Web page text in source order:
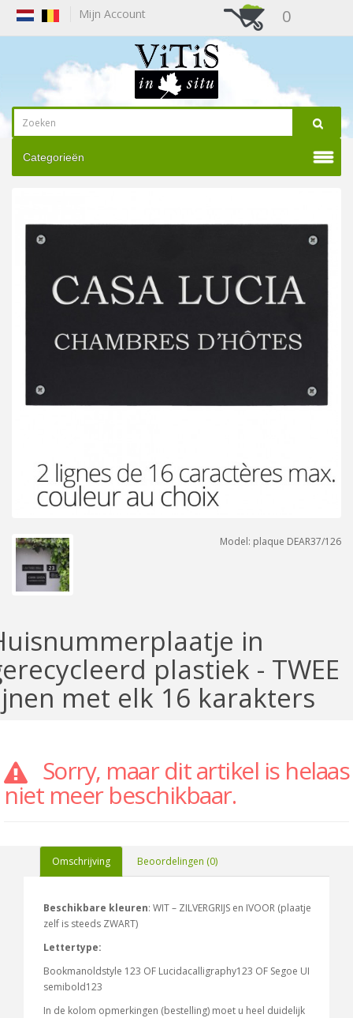
Mijn Account 0
Categorieën
Model: plaque DEAR37/126
in
plastiek - TWEE
met elk 16 karakters
Sorry, maar dit artikel is helaas
niet meer beschikbaar.
Omschrijving Beoordelingen (0)
Beschikbare kleuren: WIT – ZILVERGRIJS en IVOOR (plaatje
zelf is steeds ZWART)
Lettertype:
Bookmanoldstyle 123 OF Lucidacalligraphy123 OF Segoe UI
semibold123
In de kolom opmerkingen (bestelling) moet u heel duidelijk